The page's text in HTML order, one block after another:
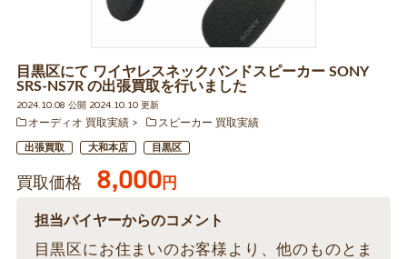
目黒区にて ワイヤレスネックバンドスピーカー SONY
SRS-NS7R の出張買取を行いました
2024.10.08 公開 2024.10.10 更新
オーディオ 買取実績
スピーカー 買取実績
出張買取 大和本店 目黒区
買取価格 8,000円
担当バイヤーからのコメント
目黒区にお住まいのお客様より、他のものとま